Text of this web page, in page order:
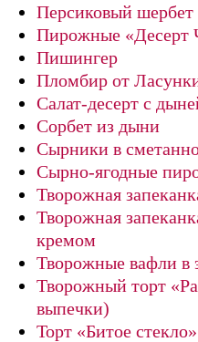
Персиковый шербет
Пирожные «Десерт
Пишингер
Пломбир от
Салат-десерт с
Сорбет из дыни
Сырники в
Сырно-ягодные
Творожная
Творожная
кремом
Творожные вафли в
Творожный торт
выпечки)
Торт «Битое стекло»